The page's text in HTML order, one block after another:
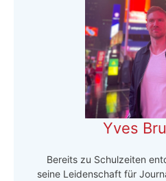
Yves
Bereits zu Schulzeiten
seine Leidenschaft für